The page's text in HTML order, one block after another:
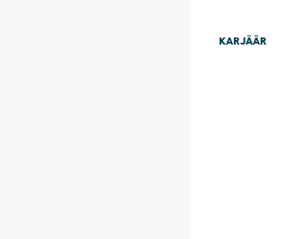
KARJÄÄR